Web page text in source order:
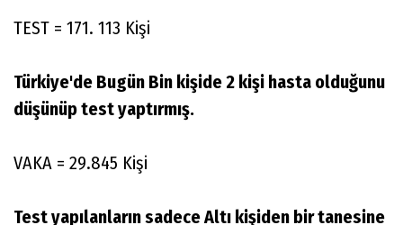
TEST = 171. 113 Kişi
Türkiye'de Bugün Bin kişide 2 kişi hasta olduğunu
düşünüp test yaptırmış.
VAKA = 29.845 Kişi
Test yapılanların sadece Altı kişiden bir tanesine